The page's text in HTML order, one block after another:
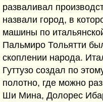
разваливал
назвали город, в
машины по
Пальмиро Тольятти
скоплении народа.
Гуттузо создал по
полотно, где можно
Ши Мина, Долорес